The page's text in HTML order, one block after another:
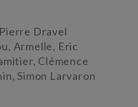
Dravel
Armelle, Eric
Clémence
Simon Larvaron